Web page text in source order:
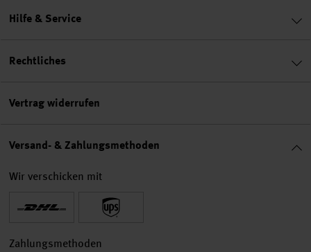
Hilfe & Service
Rechtliches
Vertrag widerrufen
Versand- & Zahlungsmethoden
Wir verschicken mit
Zahlungsmethoden